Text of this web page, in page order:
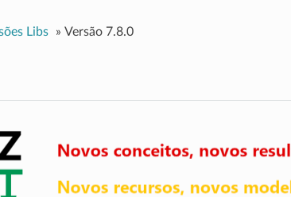
Libs » Versão 7.8.0